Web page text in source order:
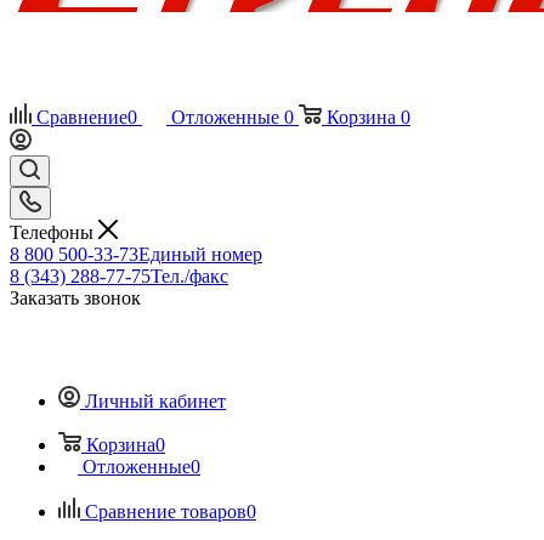
Сравнение0 Отложенные 0 Корзина 0
Телефоны
8 800 500-33-73Единый номер
8 (343) 288-77-75Тел./факс
Заказать звонок
Личный кабинет
Корзина0
Отложенные0
Сравнение товаров0